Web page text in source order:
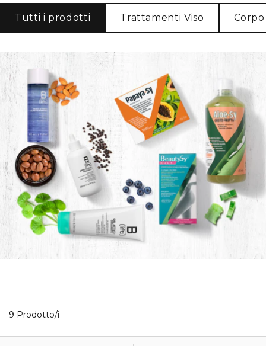
Tutti i prodotti Trattamenti Viso Corpo
9 Prodotto/i